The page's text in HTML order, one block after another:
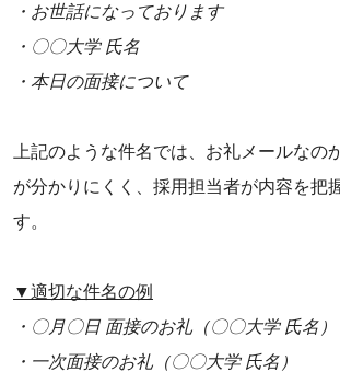
・お世話になっております
・〇〇大学 氏名
・本日の面接について
上記のような件名では、お礼メールなの
が分かりにくく、採用担当者が内容を把
す。
▼適切な件名の例
・〇月〇日 面接のお礼（〇〇大学 氏名）
・一次面接のお礼（〇〇大学 氏名）